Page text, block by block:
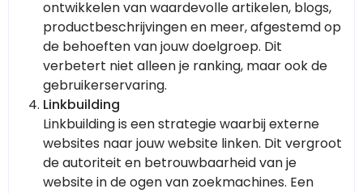
ontwikkelen van waardevolle artikelen, blogs,
productbeschrijvingen en meer, afgestemd op
de behoeften van jouw doelgroep. Dit
verbetert niet alleen je ranking, maar ook de
gebruikerservaring.
Linkbuilding
Linkbuilding is een strategie waarbij externe
websites naar jouw website linken. Dit vergroot
de autoriteit en betrouwbaarheid van je
website in de ogen van zoekmachines. Een